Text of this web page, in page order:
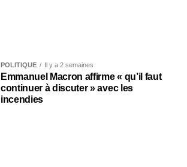
POLITIQUE Il y a 2 semaines
Emmanuel Macron affirme « qu’il faut
continuer à discuter » avec les
incendies